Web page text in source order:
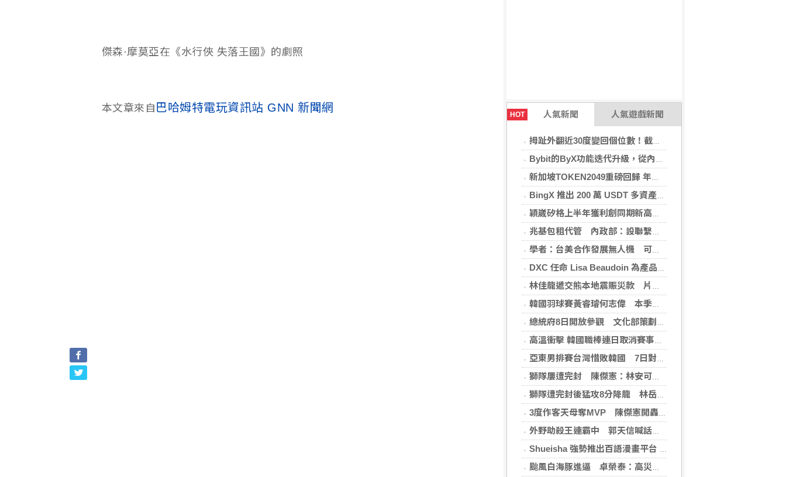
HOT 人氣新聞 人氣遊戲新聞
拇趾外翻近30度變回個位數！截骨矯正助重返登山活動
Bybit的ByX功能迭代升級，從內容平台全面進化為社交交易樞紐，新增多項特色功能
新加坡TOKEN2049重磅回歸 年度行業頂級盛會再度啟幕
BingX 推出 200 萬 USDT 多資產交易活動，聚焦當前最受關注的市場趨勢
穎崴矽格上半年獲利創同期新高 AI先進製程需求帶動
兆基包租代管 內政部：設聯繫諮詢窗口統一受理
學者：台美合作發展無人機 可降對中依賴強化嚇阻
DXC 任命 Lisa Beaudoin 為產品總監，以加速產品導向型增長
林佳龍遞交熊本地震賑災款 片山和之：患難見真情
韓國羽球賽黃睿璿何志偉 本季首闖超級賽男雙8強
總統府8日開放參觀 文化部策劃科幻漫畫特展
高溫衝擊 韓國職棒連日取消賽事、11日起晚間7時開打
亞東男排賽台灣惜敗韓國 7日對戰日本拚4強
獅隊屢遭完封 陳傑憲：林安可這種天才也願改變
獅隊遭完封後猛攻8分降龍 林岳平：總是要發揮
3度作客天母奪MVP 陳傑憲開轟擊退雙殺心魔
外野助殺王連霸中 郭天信喊話挑戰生涯百助殺
Shueisha 強勢推出百語漫畫平台 MANGA MILLION 大舉進軍全球市場
颱風白海豚進逼 卓榮泰：高災害潛勢區加強預防性整備
傑森·摩莫亞在《水行俠 失落王國》的劇照
本文章來自 巴哈姆特電玩資訊站 GNN 新聞網